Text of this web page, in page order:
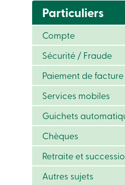
Particuliers
Compte
Sécurité / Fraude
Paiement de facture
Services mobiles
Guichets
Chèques
Retraite et
Autres sujets